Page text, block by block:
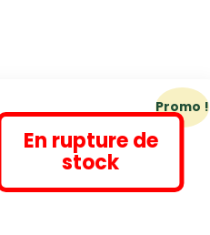
En rupture de
stock
Promo !